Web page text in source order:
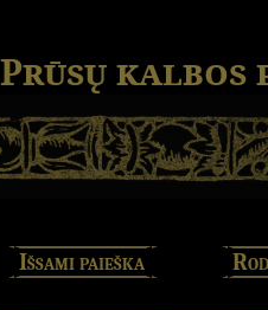
Prūsų kalbos
Išsami paieška